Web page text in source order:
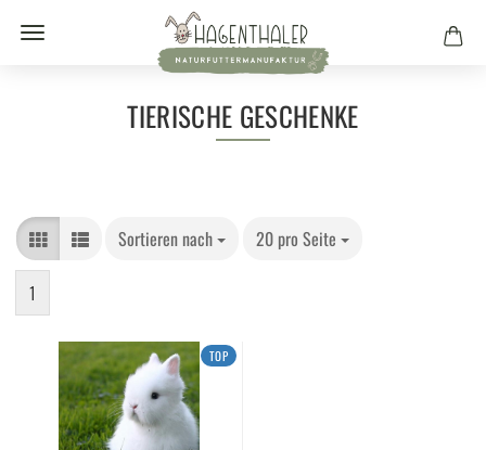
TIERISCHE GESCHENKE
Sortieren nach 20 pro Seite
1
TOP